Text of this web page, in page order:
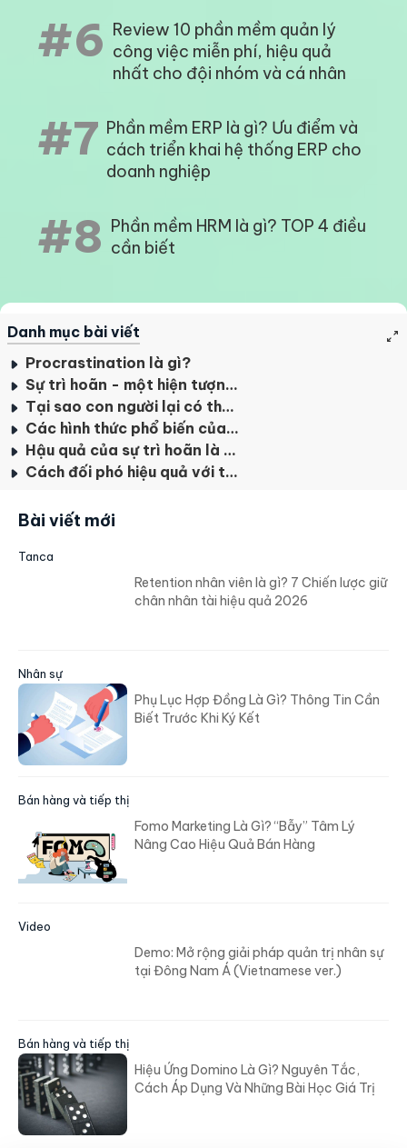
#6 Review 10 phần mềm quản lý
công việc miễn phí, hiệu quả
nhất cho đội nhóm và cá nhân
#7 Phần mềm ERP là gì? Ưu điểm và
cách triển khai hệ thống ERP cho
doanh nghiệp
#8 Phần mềm HRM là gì? TOP 4 điều
cần biết
Danh mục bài viết
Procrastination là gì?
Sự trì hoãn - một hiện tượng phổ biến
Tại sao con người lại có thói quen trì hoãn?
Các hình thức phổ biến của sự trì hoãn
Hậu quả của sự trì hoãn là gì?
Cách đối phó hiệu quả với thói quen trì hoãn
Bài viết mới
Tanca
Retention nhân viên là gì? 7 Chiến lược giữ
chân nhân tài hiệu quả 2026
Nhân sự
Phụ Lục Hợp Đồng Là Gì? Thông Tin Cần
Biết Trước Khi Ký Kết
Bán hàng và tiếp thị
Fomo Marketing Là Gì? “Bẫy” Tâm Lý
Nâng Cao Hiệu Quả Bán Hàng
Video
Demo: Mở rộng giải pháp quản trị nhân sự
tại Đông Nam Á (Vietnamese ver.)
Bán hàng và tiếp thị
Hiệu Ứng Domino Là Gì? Nguyên Tắc,
Cách Áp Dụng Và Những Bài Học Giá Trị